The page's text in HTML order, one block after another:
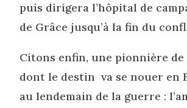
puis dirigera l’hôpital de
de Grâce jusqu’à la fin du
Citons enfin, une pionnière de
dont le destin va se nouer en
au lendemain de la guerre :